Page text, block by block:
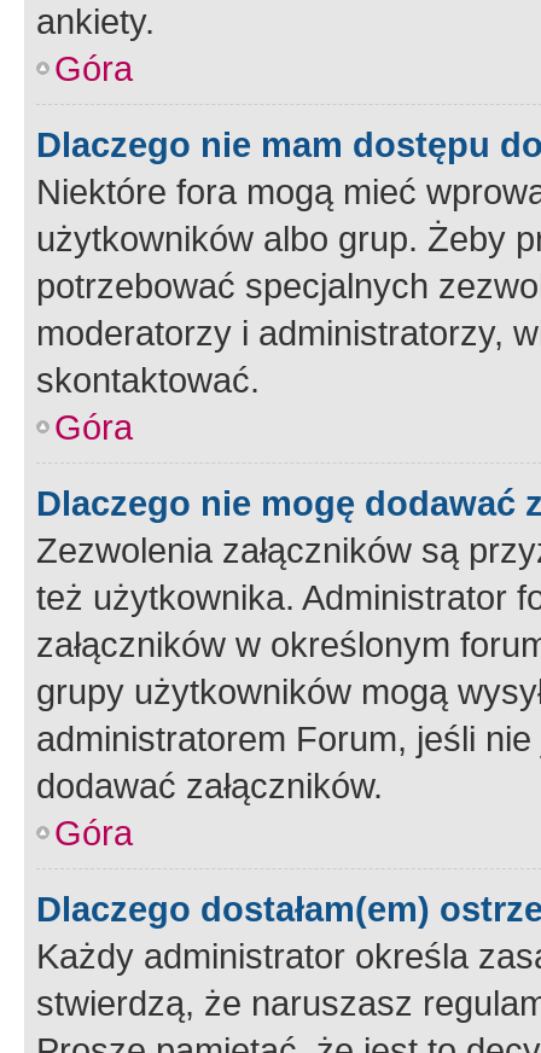
ankiety.
Góra
Dlaczego nie mam dostępu
Niektóre fora mogą mieć
użytkowników albo grup. Żeby
potrzebować specjalnych
moderatorzy i administratorzy,
skontaktować.
Góra
Dlaczego nie mogę dodawać
Zezwolenia załączników są
też użytkownika. Administrator
załączników w określonym
grupy użytkowników mogą
administratorem Forum, jeśli
dodawać załączników.
Góra
Dlaczego dostałam(em)
Każdy administrator określa
stwierdzą, że naruszasz